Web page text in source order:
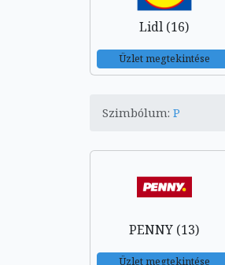
Lidl (16)
Üzlet megtekintése
Szimbólum: P
PENNY (13)
Üzlet megtekintése